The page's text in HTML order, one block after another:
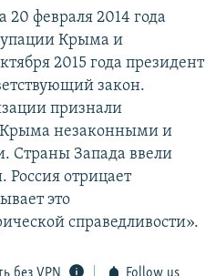
20 февраля 2014 года
Крыма и
2015 года президент
закон.
признали
незаконными и
Страны Запада ввели
отрицает
это
справедливости».